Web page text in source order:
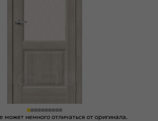
может немного отличаться от оригинала.